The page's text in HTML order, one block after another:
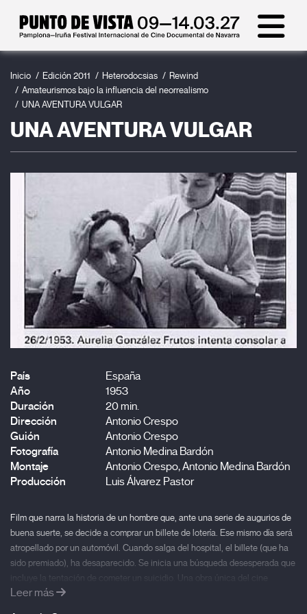
Inicio Edición 2011 Heterodocsias
Rewind
Amateurismos bajo la influencia del neorrealismo
UNA AVENTURA VULGAR
UNA AVENTURA VULGAR
País
España
Año
1953
Duración
20 min.
Dirección
Antonio Crespo
Guión
Antonio Crespo
Fotografía
Antonio Medina Bardón
Montaje
Antonio Crespo, Antonio Medina Bardón
Producción
Luis Álvarez Pastor
Film que narra la historia de un hombre que, ante una serie de augurios de
buena suerte, se decide a comprar un billete de lotería. Ese mismo día será
atropellado por un automóvil. Cuando salga del hospital, el billete (que ha
sido premiado), ha desaparecido. Se inicia una búsqueda desesperada que
incluye la tentación de cometer un suicidio. Una obra única del cine
amateur de los cincuenta que cuenta con algunas imágenes únicas de la
Leer más